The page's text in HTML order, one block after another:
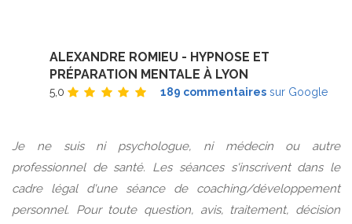
ALEXANDRE ROMIEU - HYPNOSE ET
PRÉPARATION MENTALE À LYON
5,0 189 commentairessur Google
Je ne suis ni psychologue, ni médecin ou autre
professionnel de santé. Les séances s'inscrivent dans le
cadre légal d'une séance de coaching/développement
personnel. Pour toute question, avis, traitement, décision